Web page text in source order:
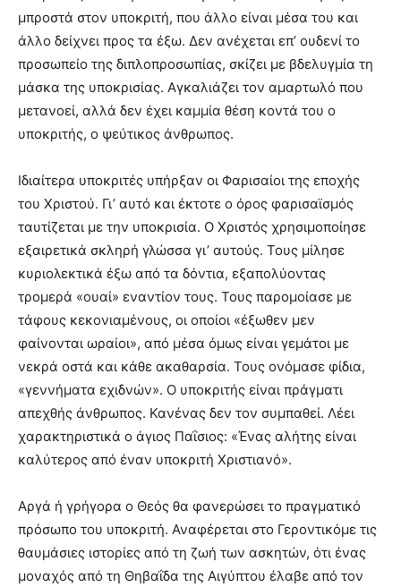
μπροστά στον υποκριτή, που άλλο είναι μέσα του και
άλλο δείχνει προς τα έξω. Δεν ανέχεται επ’ ουδενί το
προσωπείο της διπλοπροσωπίας, σκίζει με βδελυγμία τη
μάσκα της υποκρισίας. Αγκαλιάζει τον αμαρτωλό που
μετανοεί, αλλά δεν έχει καμμία θέση κοντά του ο
υποκριτής, ο ψεύτικος άνθρωπος.
Ιδιαίτερα υποκριτές υπήρξαν οι Φαρισαίοι της εποχής
του Χριστού. Γι’ αυτό και έκτοτε ο όρος φαρισαϊσμός
ταυτίζεται με την υποκρισία. Ο Χριστός χρησιμοποίησε
εξαιρετικά σκληρή γλώσσα γι’ αυτούς. Τους μίλησε
κυριολεκτικά έξω από τα δόντια, εξαπολύοντας
τρομερά «ουαί» εναντίον τους. Τους παρομοίασε με
τάφους κεκονιαμένους, οι οποίοι «έξωθεν μεν
φαίνονται ωραίοι», από μέσα όμως είναι γεμάτοι με
νεκρά οστά και κάθε ακαθαρσία. Τους ονόμασε φίδια,
«γεννήματα εχιδνών». Ο υποκριτής είναι πράγματι
απεχθής άνθρωπος. Κανένας δεν τον συμπαθεί. Λέει
χαρακτηριστικά ο άγιος Παΐσιος: «Ένας αλήτης είναι
καλύτερος από έναν υποκριτή Χριστιανό».
Αργά ή γρήγορα ο Θεός θα φανερώσει το πραγματικό
πρόσωπο του υποκριτή. Αναφέρεται στο Γεροντικόμε τις
θαυμάσιες ιστορίες από τη ζωή των ασκητών, ότι ένας
μοναχός από τη Θηβαΐδα της Αιγύπτου έλαβε από τον